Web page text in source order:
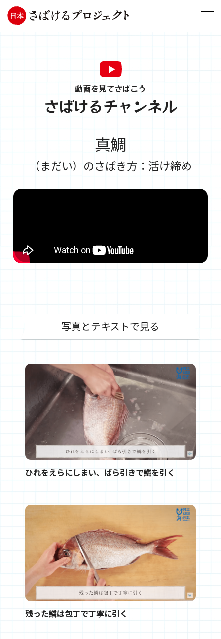
動画を見てさばこう
さばけるチャンネル
真鯛
（まだい）のさばき方：活け締め
写真とテキストで見る
ひれをえらにしまい、ばら引きで鱗を引く
残った鱗は包丁で丁寧に引く